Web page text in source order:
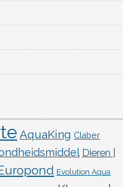
AquaKing Claber
Dieren |
Evolution Aqua